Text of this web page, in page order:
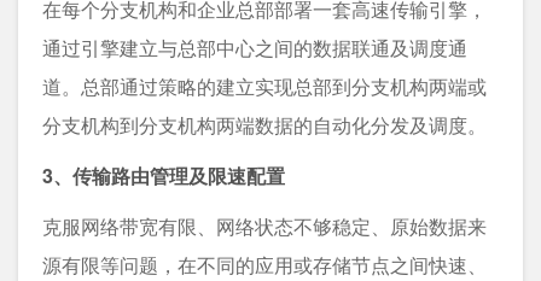
在每个分支机构和企业总部部署一套高速传输引擎，
通过引擎建立与总部中心之间的数据联通及调度通
道。总部通过策略的建立实现总部到分支机构两端或
分支机构到分支机构两端数据的自动化分发及调度。
3、传输路由管理及限速配置
克服网络带宽有限、网络状态不够稳定、原始数据来
源有限等问题，在不同的应用或存储节点之间快速、